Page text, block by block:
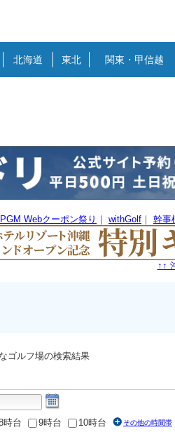
北海道 東北 関東・甲信越
Webクーポン祭り ｜ withGolf ｜ 幹事
↑↑
ゴルフ場の検索結果
時台 9時台 10時台 その他の時間帯